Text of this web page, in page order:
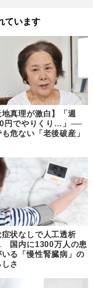
ています
地真理が激白】「週
円でやりくり…」──
危ない「老後破産」
症状なしで人工透析
国内に1300万人の患
いる「慢性腎臓病」の
さ